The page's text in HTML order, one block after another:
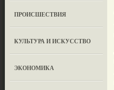
ПРОИСШЕСТВИЯ
КУЛЬТУРА И ИСКУССТВО
ЭКОНОМИКА